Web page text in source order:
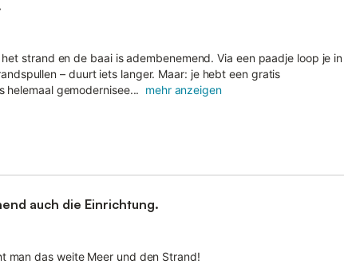
strand en de baai is adembenemend. Via een paadje loop je in
– duurt iets langer. Maar: je hebt een gratis
helemaal gemodernisee... mehr anzeigen
auch die Einrichtung.
man das weite Meer und den Strand!